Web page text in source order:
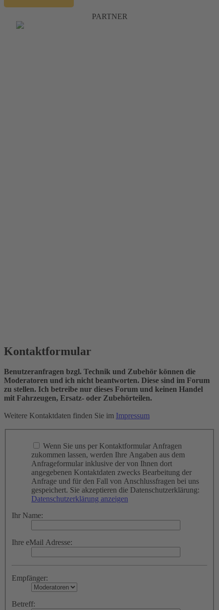
PARTNER
Kontaktformular
Benutzeranfragen bzgl. Technik und Zubehör können die
Moderatoren und ich nicht beantworten. Diese sind im Forum
zu stellen. Ich betreibe nur dieses Forum und keinen Handel
mit Fahrzeugen, Ersatz- oder Zubehörteilen.
Weitere Kontaktdaten finden Sie im Impressum
Wenn Sie uns per Kontaktformular Anfragen
zukommen lassen, werden Ihre Angaben aus dem
Anfrageformular inklusive der von Ihnen dort
angegebenen Kontaktdaten zwecks Bearbeitung der
Anfrage und für den Fall von Anschlussfragen bei uns
gespeichert. Sie akzeptieren die Datenschutzerklärung:
Datenschutzerklärung anzeigen
Ihr Name:
Ihre eMail Adresse:
Empfänger:
Betreff: